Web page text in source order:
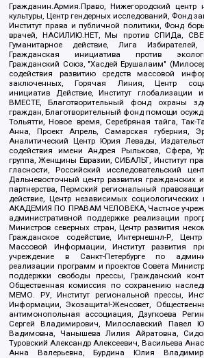
Гражданин.Армия.Право, Нижегородский центр
культуры, Центр гендерных исследований, Фонд
Институт права и публичной политики, Фонд
врачей, НАСИЛИЮ.НЕТ, Мы против СПИДа,
Гуманитарное действие, Лига
Гражданская инициатива против
Гражданский Союз, "Хасдей Ерушалаим"
содействия развитию средств массовой
заключенных, Горячая Линия, Центр
инициатив Действие, Институт глобализации
ВМЕСТЕ, Благотворительный фонд охраны
граждан, Благотворительный фонд помощи
Тольятти, Новое время, Серебряная тайга, Так-
Анна, Проект Апрель, Самарская губерния,
Аналитический Центр Юрия Левады,
содействия имени Андрея Рылькова, Сфера,
группа, Женщины Евразии, СИБАЛЬТ, Институт
гласности, Российский исследовательский
Дальневосточный центр развития гражданских
партнерства, Пермский региональный
действие, Центр независимых социологических
АКАДЕМИЯ ПО ПРАВАМ ЧЕЛОВЕКА, Частное
административной поддержке реализации
Министров северных стран, Центр развития
Гражданское содействие, Интернешнл-Р,
Массовой Информации, Институт развития
учреждение в Санкт-Петербурге по
реализации программ и проектов Совета
поддержки свободы прессы, Гражданский
Общественная комиссия по сохранению
МЕМО. РУ, Институт региональной прессы,
Информации, Экозащита!-Женсовет,
антимонопольная ассоциация, Дзугкоева
Сергей Владимирович, Милославский Павел
Вадимовна, Чанышева Лилия Айратовна,
Туровский Александр Алексеевич, Васильева
Анна Валерьевна, Бурдина Юлия